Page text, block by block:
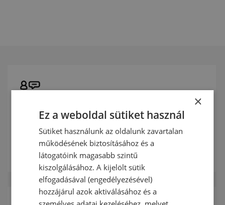
Díjmentes konzultáció
Vegye fel velünk a kapcsolatot és kérje díjmentes
konzultációnkat.
BŐVEBBEN
×
Ez a weboldal sütiket használ
Sütiket használunk az oldalunk zavartalan
működésének biztosításához és a
látogatóink magasabb szintű
kiszolgálásához. A kijelölt sütik
elfogadásával (engedélyezésével)
hozzájárul azok aktiválásához és a